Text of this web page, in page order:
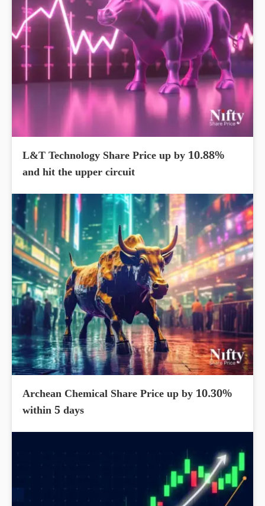
L&T Technology Share Price up by 10.88%
and hit the upper circuit
Archean Chemical Share Price up by 10.30%
within 5 days